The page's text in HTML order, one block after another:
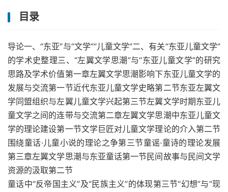
目录
导论一、“东亚”与“文学”“儿童文学”二、有关“东亚儿童文学”
的学术史整理三、“左翼文学思潮”与“东亚儿童文学”的研究
思路及学术价值第一章左翼文学思潮影响下东亚儿童文学的
发展与交流第一节近代东亚儿童文学史略第二节东亚左翼文
学同盟组织与左翼儿童文学兴起第三节左翼文学时期东亚儿
童文学之间的连带与交流第二章左翼文学思潮中东亚儿童文
学的理论建设第一节文学巨匠对儿童文学理论的介入第二节
围绕童话·儿童小说的理论之争第三节童谣·童诗的理论发展
第三章左翼文学思潮与东亚童话第一节民间故事与民间文学
资源的汲取第二节
童话中“反帝国主义”及“民族主义”的体现第三节“幻想”与“现